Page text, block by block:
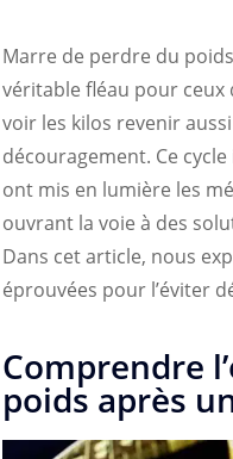
Marre de perdre du
véritable fléau pour ceux
voir les kilos revenir
découragement. Ce
ont mis en lumière les
ouvrant la voie à des
Dans cet article, nous
éprouvées pour l’éviter
Comprendre
poids après